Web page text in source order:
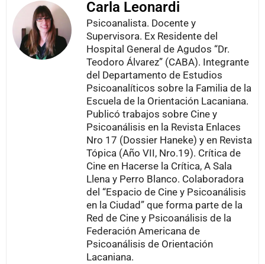
Carla Leonardi
Psicoanalista. Docente y
Supervisora. Ex Residente del
Hospital General de Agudos “Dr.
Teodoro Álvarez” (CABA). Integrante
del Departamento de Estudios
Psicoanalíticos sobre la Familia de la
Escuela de la Orientación Lacaniana.
Publicó trabajos sobre Cine y
Psicoanálisis en la Revista Enlaces
Nro 17 (Dossier Haneke) y en Revista
Tópica (Año VII, Nro.19). Crítica de
Cine en Hacerse la Crítica, A Sala
Llena y Perro Blanco. Colaboradora
del “Espacio de Cine y Psicoanálisis
en la Ciudad” que forma parte de la
Red de Cine y Psicoanálisis de la
Federación Americana de
Psicoanálisis de Orientación
Lacaniana.